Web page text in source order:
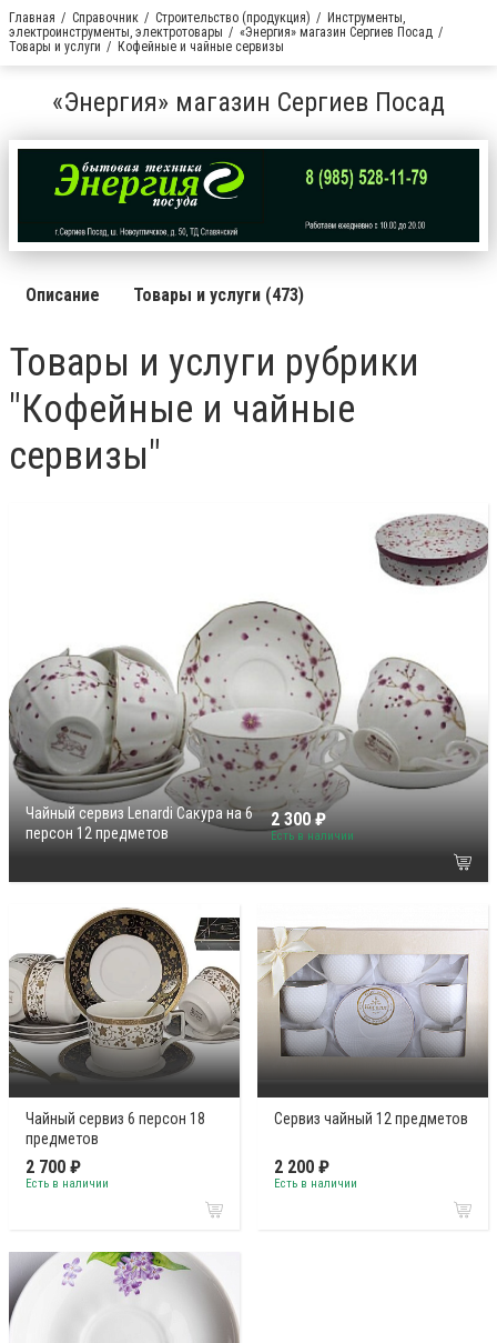
Главная Справочник Строительство (продукция)
Инструменты,
электроинструменты, электротовары
«Энергия» магазин Сергиев Посад
Товары и услуги
Кофейные и чайные сервизы
«Энергия» магазин Сергиев Посад
Описание Товары и услуги (473)
Товары и услуги рубрики
"Кофейные и чайные
сервизы"
Чайный сервиз Lenardi Сакура на 6
персон 12 предметов
2 300 ₽
Есть в наличии
Чайный сервиз 6 персон 18
предметов
2 700 ₽
Есть в наличии
Сервиз чайный 12 предметов
2 200 ₽
Есть в наличии